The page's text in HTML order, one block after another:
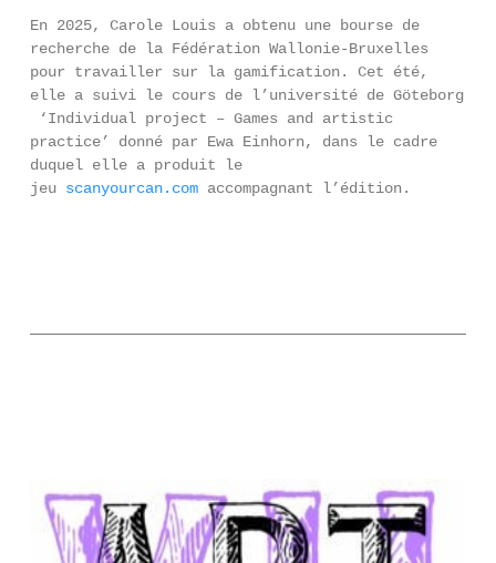
En 2025, Carole Louis a obtenu une bourse de
recherche de la Fédération Wallonie-Bruxelles
pour travailler sur la gamification. Cet été,
elle a suivi le cours de l’université de Göteborg
‘Individual project – Games and artistic
practice’ donné par Ewa Einhorn, dans le cadre
duquel elle a produit le
jeu scanyourcan.com accompagnant l’édition.